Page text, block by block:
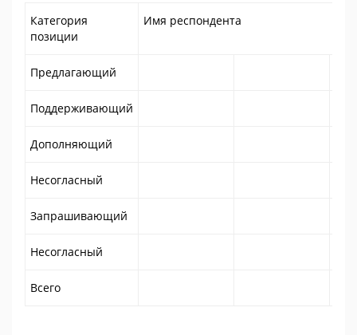
Категория
позиции
Имя респондента
Предлагающий
Поддерживающий
Дополняющий
Несогласный
Запрашивающий
Несогласный
Всего